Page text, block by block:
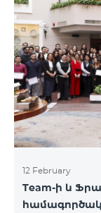
12 February
Team-ի և